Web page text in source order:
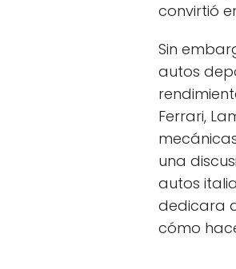
convirtió
Sin
autos
Ferrari,
una
autos
dedicara
cómo